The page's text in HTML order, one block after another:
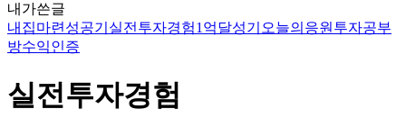
내가쓴글
내집마련성공기 실전투자경험1억달성기 오늘의응원 투자공부
방수익인증
실전투자경험